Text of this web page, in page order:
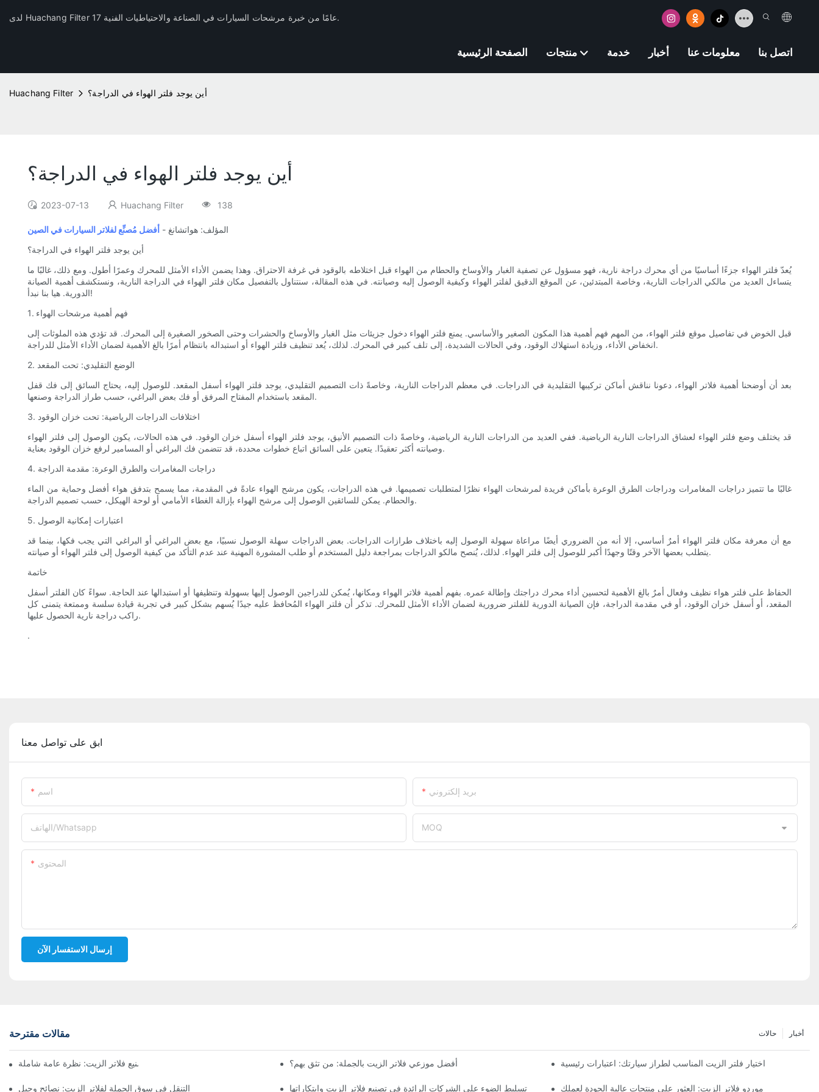
لدى Huachang Filter 17 عامًا من خبرة مرشحات السيارات في الصناعة والاحتياطيات الفنية.
الصفحة الرئيسية منتجات خدمة أخبار معلومات عنا اتصل بنا
Huachang Filter أين يوجد فلتر الهواء في الدراجة؟
أين يوجد فلتر الهواء في الدراجة؟
2023-07-13 Huachang Filter 138
المؤلف: هواتشانغ - أفضل مُصنِّع لفلاتر السيارات في الصين
أين يوجد فلتر الهواء في الدراجة؟
يُعدّ فلتر الهواء جزءًا أساسيًا من أي محرك دراجة نارية، فهو مسؤول عن تصفية الغبار والأوساخ والحطام من الهواء قبل اختلاطه بالوقود في غرفة الاحتراق. وهذا يضمن الأداء الأمثل للمحرك وعمرًا أطول. ومع ذلك، غالبًا ما
يتساءل العديد من مالكي الدراجات النارية، وخاصة المبتدئين، عن الموقع الدقيق لفلتر الهواء وكيفية الوصول إليه وصيانته. في هذه المقالة، سنتناول بالتفصيل مكان فلتر الهواء في الدراجة النارية، ونستكشف أهمية الصيانة
الدورية. هيا بنا نبدأ!
1. فهم أهمية مرشحات الهواء
قبل الخوض في تفاصيل موقع فلتر الهواء، من المهم فهم أهمية هذا المكون الصغير والأساسي. يمنع فلتر الهواء دخول جزيئات مثل الغبار والأوساخ والحشرات وحتى الصخور الصغيرة إلى المحرك. قد تؤدي هذه الملوثات إلى
انخفاض الأداء، وزيادة استهلاك الوقود، وفي الحالات الشديدة، إلى تلف كبير في المحرك. لذلك، يُعد تنظيف فلتر الهواء أو استبداله بانتظام أمرًا بالغ الأهمية لضمان الأداء الأمثل للدراجة.
2. الوضع التقليدي: تحت المقعد
بعد أن أوضحنا أهمية فلاتر الهواء، دعونا نناقش أماكن تركيبها التقليدية في الدراجات. في معظم الدراجات النارية، وخاصةً ذات التصميم التقليدي، يوجد فلتر الهواء أسفل المقعد. للوصول إليه، يحتاج السائق إلى فك قفل
المقعد باستخدام المفتاح المرفق أو فك بعض البراغي، حسب طراز الدراجة وصنعها.
3. اختلافات الدراجات الرياضية: تحت خزان الوقود
قد يختلف وضع فلتر الهواء لعشاق الدراجات النارية الرياضية. ففي العديد من الدراجات النارية الرياضية، وخاصةً ذات التصميم الأنيق، يوجد فلتر الهواء أسفل خزان الوقود. في هذه الحالات، يكون الوصول إلى فلتر الهواء
وصيانته أكثر تعقيدًا. يتعين على السائق اتباع خطوات محددة، قد تتضمن فك البراغي أو المسامير لرفع خزان الوقود بعناية.
4. دراجات المغامرات والطرق الوعرة: مقدمة الدراجة
غالبًا ما تتميز دراجات المغامرات ودراجات الطرق الوعرة بأماكن فريدة لمرشحات الهواء نظرًا لمتطلبات تصميمها. في هذه الدراجات، يكون مرشح الهواء عادةً في المقدمة، مما يسمح بتدفق هواء أفضل وحماية من الماء
والحطام. يمكن للسائقين الوصول إلى مرشح الهواء بإزالة الغطاء الأمامي أو لوحة الهيكل، حسب تصميم الدراجة.
5. اعتبارات إمكانية الوصول
مع أن معرفة مكان فلتر الهواء أمرٌ أساسي، إلا أنه من الضروري أيضًا مراعاة سهولة الوصول إليه باختلاف طرازات الدراجات. بعض الدراجات سهلة الوصول نسبيًا، مع بعض البراغي أو البراغي التي يجب فكها، بينما قد
يتطلب بعضها الآخر وقتًا وجهدًا أكبر للوصول إلى فلتر الهواء. لذلك، يُنصح مالكو الدراجات بمراجعة دليل المستخدم أو طلب المشورة المهنية عند عدم التأكد من كيفية الوصول إلى فلتر الهواء أو صيانته.
خاتمة
الحفاظ على فلتر هواء نظيف وفعال أمرٌ بالغ الأهمية لتحسين أداء محرك دراجتك وإطالة عمره. بفهم أهمية فلاتر الهواء ومكانها، يُمكن للدراجين الوصول إليها بسهولة وتنظيفها أو استبدالها عند الحاجة. سواءً كان الفلتر أسفل
المقعد، أو أسفل خزان الوقود، أو في مقدمة الدراجة، فإن الصيانة الدورية للفلتر ضرورية لضمان الأداء الأمثل للمحرك. تذكر أن فلتر الهواء المُحافظ عليه جيدًا يُسهم بشكل كبير في تجربة قيادة سلسة وممتعة يتمنى كل
راكب دراجة نارية الحصول عليها.
.
ابق على تواصل معنا
اسم بريد إلكتروني
الهاتف/whatsapp MOQ
المحتوى
إرسال الاستفسار الآن
مقالات مقترحة أخبار حالات
أفضل شركات تصنيع فلاتر الزيت: نظرة عامة شاملة أفضل موزعي فلاتر الزيت بالجملة: من تثق بهم؟ اختيار فلتر الزيت المناسب لطراز سيارتك: اعتبارات رئيسية
التنقل في سوق الجملة لفلاتر الزيت: نصائح وحيل تسليط الضوء على الشركات الرائدة في تصنيع فلاتر الزيت وابتكاراتها موردو فلاتر الزيت: العثور على منتجات عالية الجودة لعملك